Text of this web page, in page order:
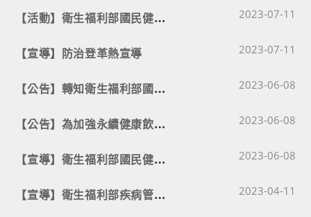
【
活動】衛生福利部國民健康署更新之112年「走路趣尋寶，全臺齊步走」全民健走線上競賽活動簡章1份，鼓勵大家踴躍參加。 Post published:
2023-07-11
【宣導】防治登革熱宣導 Post published:
2023-07-11
【
公告】轉知衛生福利部國民健康署修訂之老年期營養單張及手冊，請妥為運用。 Post published:
2023-06-08
【
公告】為加強永續健康飲食宣導，衛生福利部國民健康署已發展多元素材並建置專區，請自行下載運用。 Post published:
2023-06-08
【
宣導】衛生福利部國民健康署「戒菸專線之戒菸教育服務說明」及「學校單位轉介未滿20歲吸菸者至戒菸專線作業事項」 Post published:
2023-06-08
【
宣導】衛生福利部疾病管制署(以下簡稱疾管署)因應國內本土猴痘(Mpox)疫情，製作猴痘防治相關宣導教材，可參考。 Post published:
2023-04-11